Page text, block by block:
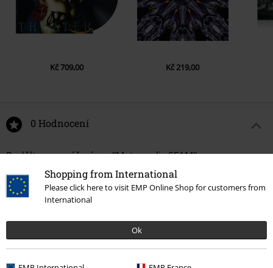
Shopping from International
Please click here to visit EMP Online Shop for customers from
International
Ok
Kč 709,00 Kč 219,00
0 Hodnocení
Podělte se o váš názor "Metropolis SFAM".
Napsat hodnocení